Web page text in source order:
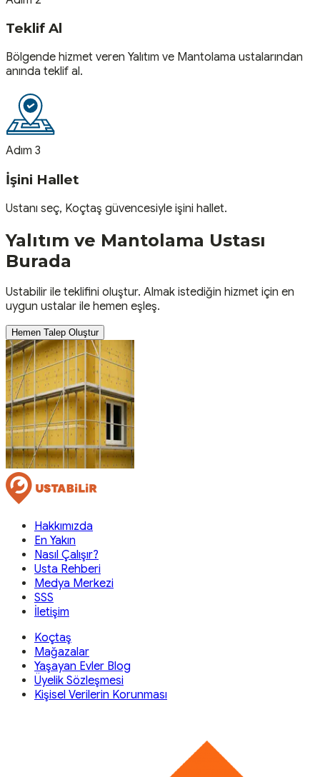
Teklif Al
Bölgende hizmet veren Yalıtım ve Mantolama ustalarından
anında teklif al.
Adım 3
İşini Hallet
Ustanı seç, Koçtaş güvencesiyle işini hallet.
Yalıtım ve Mantolama Ustası
Burada
Ustabilir ile teklifini oluştur. Almak istediğin hizmet için en
uygun ustalar ile hemen eşleş.
Hemen Talep Oluştur
Hakkımızda
En Yakın
Nasıl Çalışır?
Usta Rehberi
Medya Merkezi
SSS
İletişim
Koçtaş
Mağazalar
Yaşayan Evler Blog
Üyelik Sözleşmesi
Kişisel Verilerin Korunması